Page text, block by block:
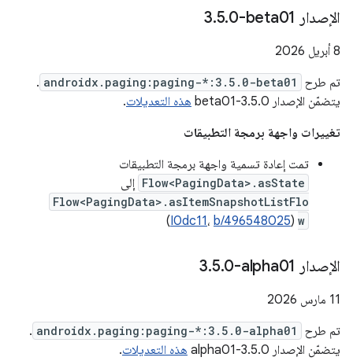
الإصدار ‎3 .5.0-beta01
‫8 أبريل 2026
تم طرح
androidx.paging:paging-*:3.5.0-beta01
.
يتضمّن الإصدار 3.5.0-beta01
هذه التعديلات.
تغييرات واجهة برمجة التطبيقات
تمت إعادة تسمية واجهة برمجة التطبيقات
Flow<PagingData>.asState إلى
Flow<PagingData>.asItemSnapshotListFlo
w
(
I0dc11، b/496548025
)
الإصدار ‎3 .5.0-alpha01
‫11 مارس 2026
تم طرح
androidx.paging:paging-*:3.5.0-alpha01
.
يتضمّن الإصدار 3.5.0-alpha01
هذه التعديلات.